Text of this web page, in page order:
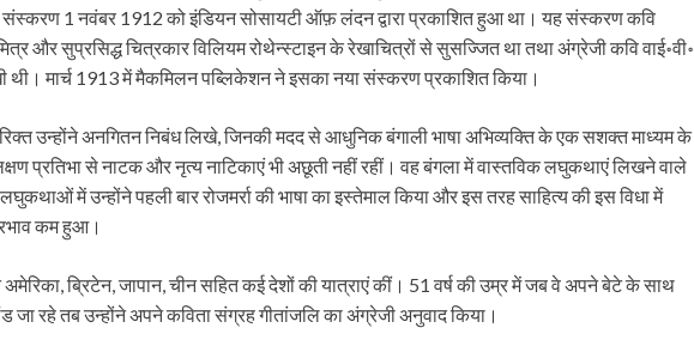
संस्करण 1 नवंबर 1912 को इंडियन सोसायटी ऑफ़ लंदन द्वारा प्रकाशित हुआ था। यह संस्करण कवि
और सुप्रसिद्ध चित्रकार विलियम रोथेन्स्टाइन के रेखाचित्रों से सुसज्जित था तथा अंग्रेजी कवि वाई॰वी॰
थी। मार्च 1913 में मैकमिलन पब्लिकेशन ने इसका नया संस्करण प्रकाशित किया।
उन्होंने अनगितन निबंध लिखे, जिनकी मदद से आधुनिक बंगाली भाषा अभिव्यक्ति के एक सशक्त माध्यम के
प्रतिभा से नाटक और नृत्य नाटिकाएं भी अछूती नहीं रहीं। वह बंगला में वास्तविक लघुकथाएं लिखने वाले
में उन्होंने पहली बार रोजमर्रा की भाषा का इस्तेमाल किया और इस तरह साहित्य की इस विधा में
कम हुआ।
ब्रिटेन, जापान, चीन सहित कई देशों की यात्राएं कीं। 51 वर्ष की उम्र में जब वे अपने बेटे के साथ
जा रहे तब उन्होंने अपने कविता संग्रह गीतांजलि का अंग्रेजी अनुवाद किया।